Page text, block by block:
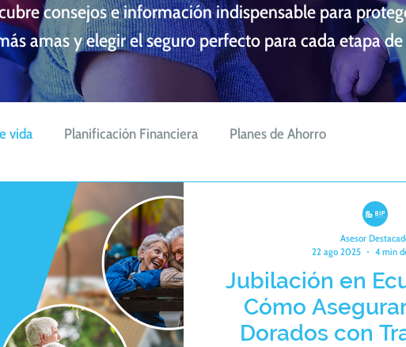
consejos e información indispensable para
amas y elegir el seguro perfecto para cada etapa
vida Planificación Financiera Planes de Ahorro
Equipo BIP Agencia
Jubilación en
Cómo
Dorados con
Asesor
22 ago 2025
4 min